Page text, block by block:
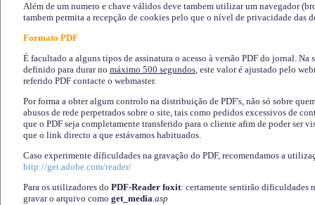
Além de um numero e chave válidos deve tambem utilizar um navegador
tambem permita a recepção de cookies pelo que o nível de privacidade das
Formato PDF
É facultado a alguns tipos de assinatura o acesso à versão PDF do jornal. Na
definido para durar no máximo 500 segundos, este valor é ajustado pelo
referido PDF contacte o webmaster.
Por forma a obter algum controlo na distribuição de PDF's, não só sobre
abusos de rede perpetrados sobre o site, tais como pedidos excessivos de
que o PDF seja completamente transferido para o cliente afim de poder ser
que o link directo a que estávamos habituados.
Caso experimente díficuldades na gravação do PDF, recomendamos a
http://get.adobe.com/reader/
Para os utilizadores do PDF-Reader foxit: certamente sentirão dificuldades
gravar o arquivo como get_media.asp